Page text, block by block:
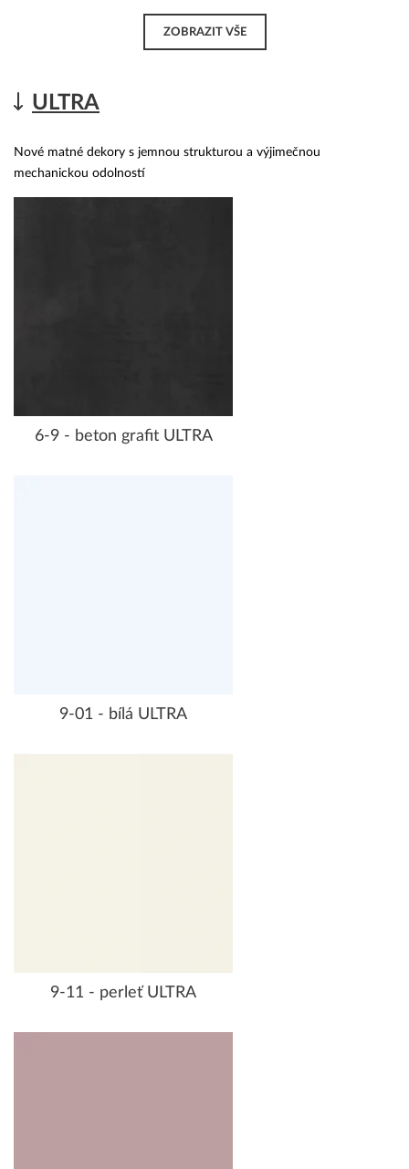
ZOBRAZIT VŠE
ULTRA
Nové matné dekory s jemnou strukturou a výjimečnou
mechanickou odolností
6-9 - beton grafit ULTRA
9-01 - bílá ULTRA
9-11 - perleť ULTRA